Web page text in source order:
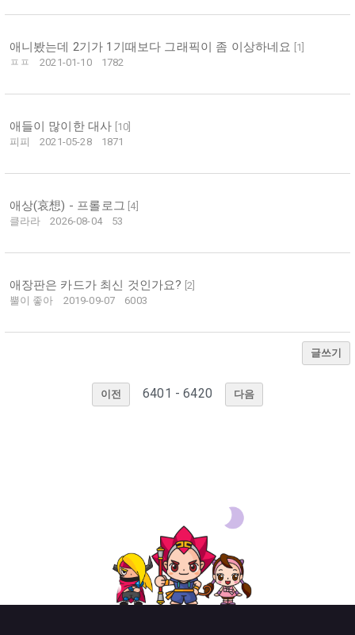
애니봤는데 2기가 1기때보다 그래픽이 좀 이상하네요 1
ㅍㅍ
2021-01-10 1782
애들이 많이한 대사 10
피피
2021-05-28 1871
애상(哀想) - 프롤로그 4]
클라라
2026-08-04 53
애장판은 카드가 최신 것인가요? [2
뿔이 좋아
2019-09-07 6003
글쓰기
이전 6401 - 6420 다음